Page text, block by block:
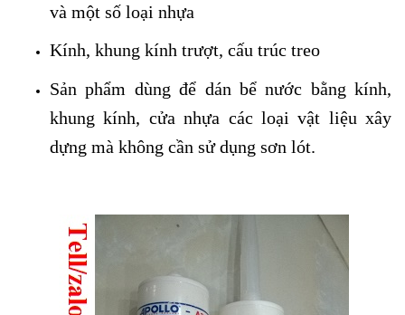
và một số loại nhựa
Kính, khung kính trượt, cấu trúc treo
Sản phẩm dùng để dán bể nước bằng kính,
khung kính, cửa nhựa các loại vật liệu xây
dựng mà không cần sử dụng sơn lót.